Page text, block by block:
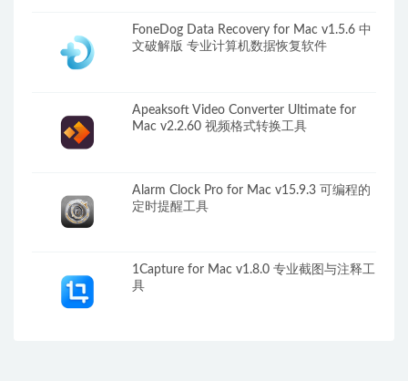
FoneDog Data Recovery for Mac v1.5.6 中
文破解版 专业计算机数据恢复软件
Apeaksoft Video Converter Ultimate for
Mac v2.2.60 视频格式转换工具
Alarm Clock Pro for Mac v15.9.3 可编程的
定时提醒工具
1Capture for Mac v1.8.0 专业截图与注释工
具